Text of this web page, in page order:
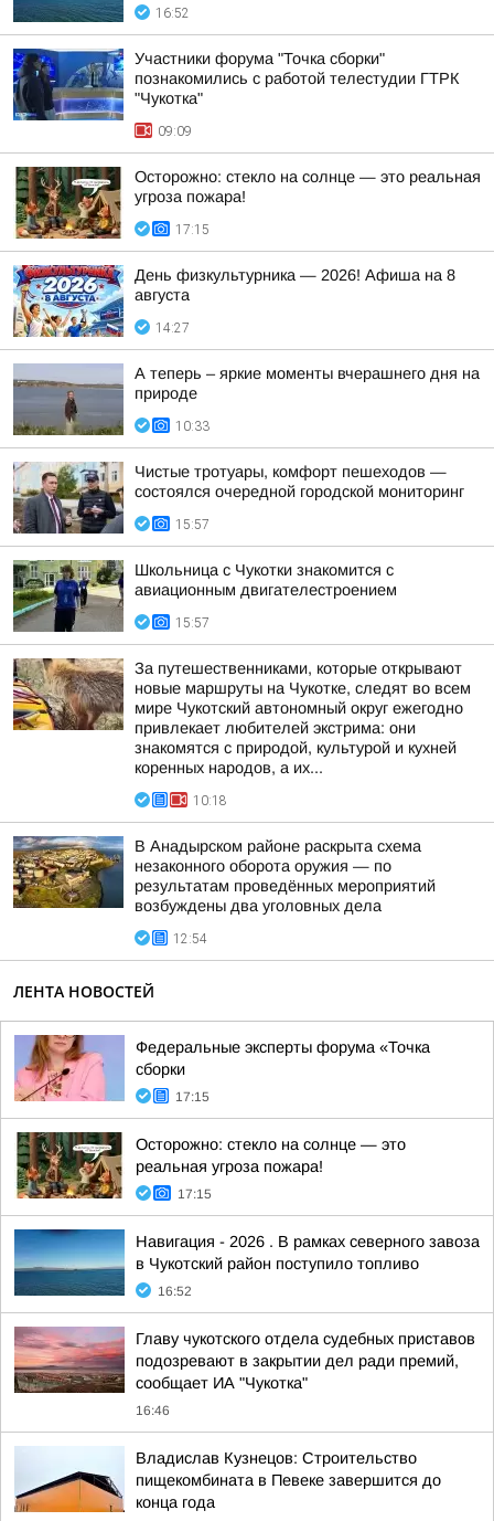
16:52
Участники форума "Точка сборки"
познакомились с работой телестудии ГТРК
"Чукотка"
09:09
Осторожно: стекло на солнце — это реальная
угроза пожара!
17:15
День физкультурника — 2026! Афиша на 8
августа
14:27
А теперь – яркие моменты вчерашнего дня на
природе
10:33
Чистые тротуары, комфорт пешеходов —
состоялся очередной городской мониторинг
15:57
Школьница с Чукотки знакомится с
авиационным двигателестроением
15:57
За путешественниками, которые открывают
новые маршруты на Чукотке, следят во всем
мире Чукотский автономный округ ежегодно
привлекает любителей экстрима: они
знакомятся с природой, культурой и кухней
коренных народов, а их...
10:18
В Анадырском районе раскрыта схема
незаконного оборота оружия — по
результатам проведённых мероприятий
возбуждены два уголовных дела
12:54
ЛЕНТА НОВОСТЕЙ
Федеральные эксперты форума «Точка
сборки
17:15
Осторожно: стекло на солнце — это
реальная угроза пожара!
17:15
Навигация - 2026 . В рамках северного завоза
в Чукотский район поступило топливо
16:52
Главу чукотского отдела судебных приставов
подозревают в закрытии дел ради премий,
сообщает ИА "Чукотка"
16:46
Владислав Кузнецов: Строительство
пищекомбината в Певеке завершится до
конца года